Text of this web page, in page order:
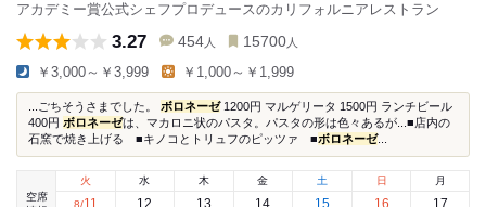
アカデミー賞公式シェフプロデュースのカリフォルニアレストラン
3.27 454 人 15700 人
￥3,000～￥3,999 ￥1,000～￥1,999
...ごちそうさまでした。 ボロネーゼ1200円 マルゲリータ 1500円 ランチビール
400円 ボロネーゼは、マカロニ状のパスタ。パスタの形は色々あるが...■店内の
石窯で焼き上げる ■キノコとトリュフのピッツァ ■ボロネーゼ...
空席
火
8/11
水
12
木
13
金
14
土
15
日
16
月
17